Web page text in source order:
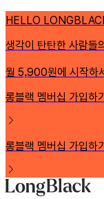
HELLO
생각이 탄탄한 사람들
월 5,900원에 시작하
롱블랙 멤버십 가입하
롱블랙 멤버십 가입하